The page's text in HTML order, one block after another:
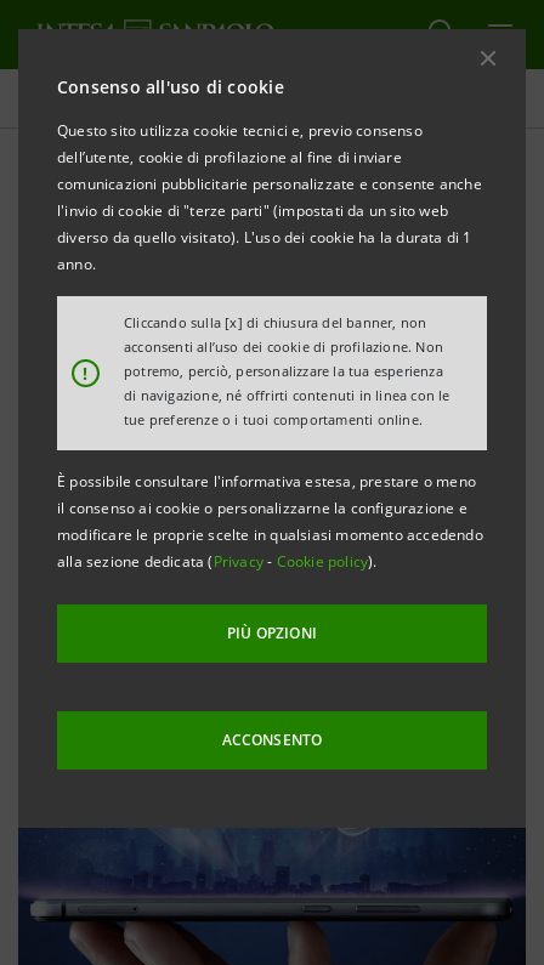
Consenso all'uso di cookie
Questo sito utilizza cookie tecnici e, previo consenso
dell’utente, cookie di profilazione al fine di inviare
comunicazioni pubblicitarie personalizzate e consente anche
l'invio di cookie di "terze parti" (impostati da un sito web
diverso da quello visitato). L'uso dei cookie ha la durata di 1
anno.
!
Cliccando sulla [x] di chiusura del banner, non
acconsenti all’uso dei cookie di profilazione. Non
potremo, perciò, personalizzare la tua esperienza
di navigazione, né offrirti contenuti in linea con le
tue preferenze o i tuoi comportamenti online.
È possibile consultare l'informativa estesa, prestare o meno
il consenso ai cookie o personalizzarne la configurazione e
modificare le proprie scelte in qualsiasi momento accedendo
alla sezione dedicata (Privacy- Cookie policy).
PIÙ OPZIONI
ACCONSENTO
Tutti gli eventi sostenuti dalla banca
INNOVAZIONE
Pensare Digitale 2021